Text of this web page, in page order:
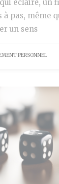
éclaire, un
à pas, même
un sens
PERSONNEL